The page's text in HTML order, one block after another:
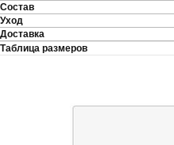
Состав
Уход
Доставка
Таблица размеров